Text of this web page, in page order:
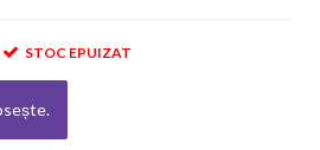
STOC EPUIZAT